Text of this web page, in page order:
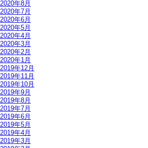
2020年8月
2020年7月
2020年6月
2020年5月
2020年4月
2020年3月
2020年2月
2020年1月
2019年12月
2019年11月
2019年10月
2019年9月
2019年8月
2019年7月
2019年6月
2019年5月
2019年4月
2019年3月